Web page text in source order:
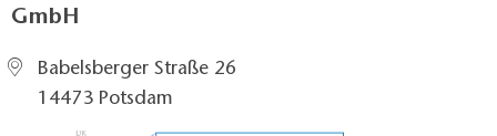
GmbH
Babelsberger Straße 26
14473 Potsdam